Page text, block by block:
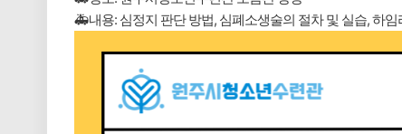
🚑내용: 심정지 판단 방법, 심폐소생술의 절차 및 실습, 하